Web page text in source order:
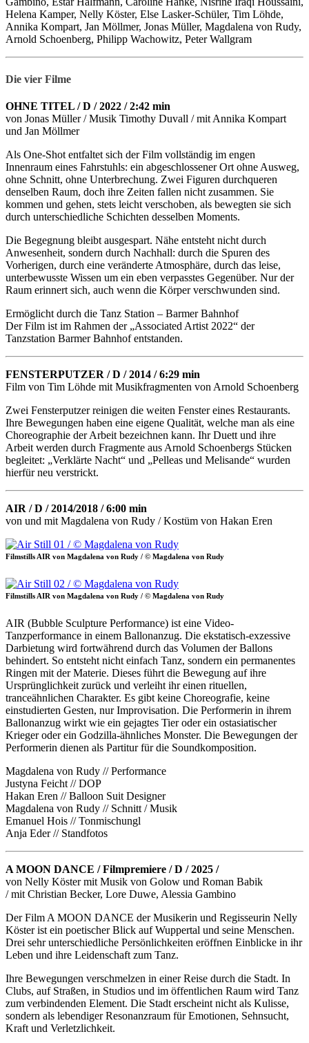
Helena Kamper, Nelly Köster, Else Lasker-Schüler, Tim Löhde,
Annika Kompart, Jan Möllmer, Jonas Müller, Magdalena von Rudy,
Arnold Schoenberg, Philipp Wachowitz, Peter Wallgram
Die vier Filme
OHNE TITEL / D / 2022 / 2:42 min
von Jonas Müller / Musik Timothy Duvall / mit Annika Kompart
und Jan Möllmer
Als One-Shot entfaltet sich der Film vollständig im engen
Innenraum eines Fahrstuhls: ein abgeschlossener Ort ohne Ausweg,
ohne Schnitt, ohne Unterbrechung. Zwei Figuren durchqueren
denselben Raum, doch ihre Zeiten fallen nicht zusammen. Sie
kommen und gehen, stets leicht verschoben, als bewegten sie sich
durch unterschiedliche Schichten desselben Moments.
Die Begegnung bleibt ausgespart. Nähe entsteht nicht durch
Anwesenheit, sondern durch Nachhall: durch die Spuren des
Vorherigen, durch eine veränderte Atmosphäre, durch das leise,
unterbewusste Wissen um ein eben verpasstes Gegenüber. Nur der
Raum erinnert sich, auch wenn die Körper verschwunden sind.
Ermöglicht durch die Tanz Station – Barmer Bahnhof
Der Film ist im Rahmen der „Associated Artist 2022“ der
Tanzstation Barmer Bahnhof entstanden.
FENSTERPUTZER / D / 2014 / 6:29 min
Film von Tim Löhde mit Musikfragmenten von Arnold Schoenberg
Zwei Fensterputzer reinigen die weiten Fenster eines Restaurants.
Ihre Bewegungen haben eine eigene Qualität, welche man als eine
Choreographie der Arbeit bezeichnen kann. Ihr Duett und ihre
Arbeit werden durch Fragmente aus Arnold Schoenbergs Stücken
begleitet: „Verklärte Nacht“ und „Pelleas und Melisande“ wurden
hierfür neu verstrickt.
AIR / D / 2014/2018 / 6:00 min
von und mit Magdalena von Rudy / Kostüm von Hakan Eren
Filmstills AIR von Magdalena von Rudy / © Magdalena von Rudy
Filmstills AIR von Magdalena von Rudy / © Magdalena von Rudy
AIR (Bubble Sculpture Performance) ist eine Video-
Tanzperformance in einem Ballonanzug. Die ekstatisch-exzessive
Darbietung wird fortwährend durch das Volumen der Ballons
behindert. So entsteht nicht einfach Tanz, sondern ein permanentes
Ringen mit der Materie. Dieses führt die Bewegung auf ihre
Ursprünglichkeit zurück und verleiht ihr einen rituellen,
tranceähnlichen Charakter. Es gibt keine Choreografie, keine
einstudierten Gesten, nur Improvisation. Die Performerin in ihrem
Ballonanzug wirkt wie ein gejagtes Tier oder ein ostasiatischer
Krieger oder ein Godzilla-ähnliches Monster. Die Bewegungen der
Performerin dienen als Partitur für die Soundkomposition.
Magdalena von Rudy // Performance
Justyna Feicht // DOP
Hakan Eren // Balloon Suit Designer
Magdalena von Rudy // Schnitt / Musik
Emanuel Hois // Tonmischungl
Anja Eder // Standfotos
A MOON DANCE / Filmpremiere / D / 2025 /
von Nelly Köster mit Musik von Golow und Roman Babik
/ mit Christian Becker, Lore Duwe, Alessia Gambino
Der Film A MOON DANCE der Musikerin und Regisseurin Nelly
Köster ist ein poetischer Blick auf Wuppertal und seine Menschen.
Drei sehr unterschiedliche Persönlichkeiten eröffnen Einblicke in ihr
Leben und ihre Leidenschaft zum Tanz.
Ihre Bewegungen verschmelzen in einer Reise durch die Stadt. In
Clubs, auf Straßen, in Studios und im öffentlichen Raum wird Tanz
zum verbindenden Element. Die Stadt erscheint nicht als Kulisse,
sondern als lebendiger Resonanzraum für Emotionen, Sehnsucht,
Kraft und Verletzlichkeit.